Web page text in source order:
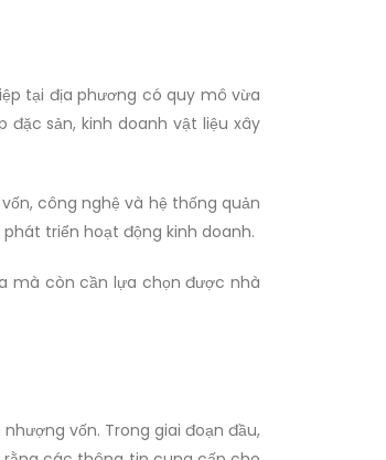
tại địa phương có quy mô vừa
sản, kinh doanh vật liệu xây
công nghệ và hệ thống quản
triển hoạt động kinh doanh.
mà còn cần lựa chọn được nhà
vốn. Trong giai đoạn đầu,